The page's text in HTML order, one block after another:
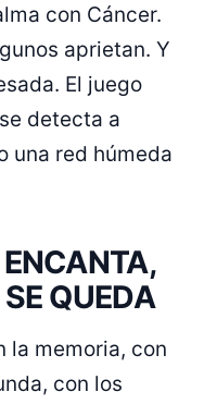
con Cáncer.
aprietan. Y
El juego
detecta a
una red húmeda
QUEDA
la memoria, con
con los